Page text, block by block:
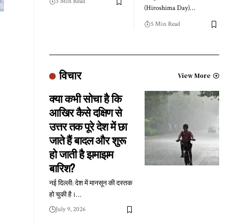
(Hiroshima Day)…
5 Min Read
विचार View More
क्या कभी सोचा है कि
आखिर कैसे दक्षिण से
उत्तर तक पूरे देश में छा
जाते हैं बादल और शुरू
हो जाती है झमाझम
बारिश?
नई दिल्ली: देश में मानसून की दस्तक
हो चुकी है।…
July 9, 2026